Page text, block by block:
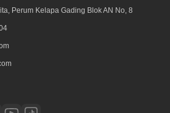
Perum Kelapa Gading Blok AN No, 8